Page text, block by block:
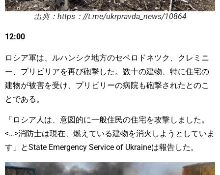
出典：https：//t.me/ukrpravda_news/10864
12:00
ロシア軍は、ルハンシク地方のセベロドネツク、クレミニ
ー、プリビリアを再び砲撃した。数十の建物、特に住宅の
建物が被害を受け、プリビリーの病院も砲撃されたとのこ
とである。
「ロシア人は、意図的に一般住民の住宅を攻撃しました。
<…>消防士は現在、燃えている建物を消火しようとしていま
す」とState Emergency Service of Ukraineは報告した。